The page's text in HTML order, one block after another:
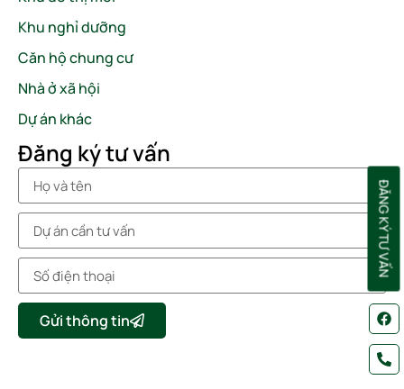
Khu nghỉ dưỡng
Căn hộ chung cư
Nhà ở xã hội
Dự án khác
Đăng ký tư vấn
Gửi thông tin
ĐĂNG KÝ TƯ VẤN